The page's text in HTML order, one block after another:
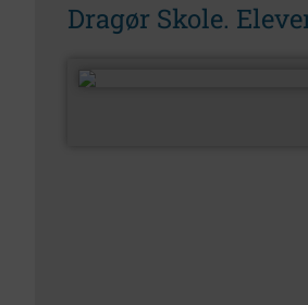
Dragør Skole.